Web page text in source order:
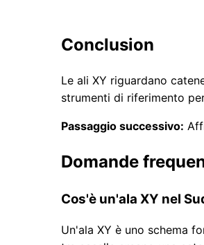
Conclusion
Le ali XY riguardano
strumenti di riferimento
Passaggio successivo:
Domande
Cos'è un'ala XY nel
Un'ala XY è uno schema